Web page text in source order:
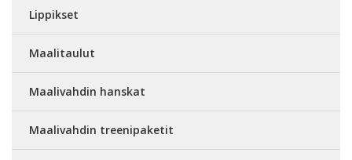
Lippikset
Maalitaulut
Maalivahdin hanskat
Maalivahdin treenipaketit